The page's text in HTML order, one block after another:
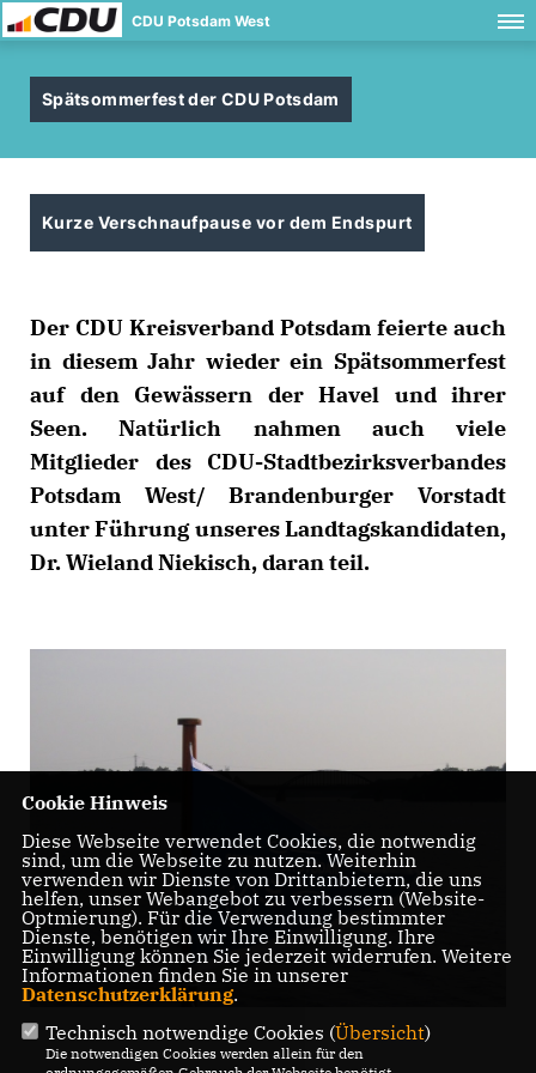
CDU Potsdam West
Spätsommerfest der CDU Potsdam
Kurze Verschnaufpause vor dem Endspurt
Der CDU Kreisverband Potsdam feierte auch
in diesem Jahr wieder ein Spätsommerfest
auf den Gewässern der Havel und ihrer
Seen. Natürlich nahmen auch viele
Mitglieder des CDU-Stadtbezirksverbandes
Potsdam West/ Brandenburger Vorstadt
unter Führung unseres Landtagskandidaten,
Dr. Wieland Niekisch, daran teil.
Cookie Hinweis
Diese Webseite verwendet Cookies, die notwendig
sind, um die Webseite zu nutzen. Weiterhin
verwenden wir Dienste von Drittanbietern, die uns
helfen, unser Webangebot zu verbessern (Website-
Optmierung). Für die Verwendung bestimmter
Dienste, benötigen wir Ihre Einwilligung. Ihre
Einwilligung können Sie jederzeit widerrufen. Weitere
Informationen finden Sie in unserer
Datenschutzerklärung.
Technisch notwendige Cookies (Übersicht)
Die notwendigen Cookies werden allein für den